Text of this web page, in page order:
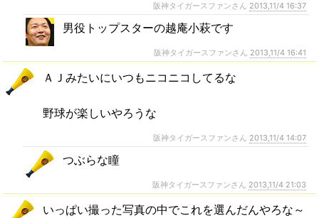
阪神タイガースファンさん 2013,11/4 16:37
男役トップスターの越庵小萩です
阪神タイガースファンさん 2013,11/4 16:41
ＡＪみたいにいつもニコニコしてるな
野球が楽しいやろうな
阪神タイガースファンさん 2013,11/4 14:07
つぶらな瞳
阪神タイガースファンさん 2013,11/4 21:03
いっぱい撮った写真の中でこれを選んだんやろな～